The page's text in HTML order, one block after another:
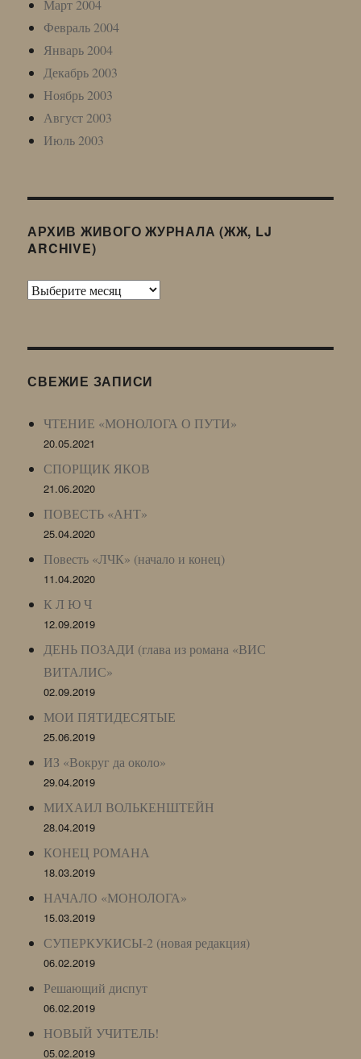
Март 2004
Февраль 2004
Январь 2004
Декабрь 2003
Ноябрь 2003
Август 2003
Июль 2003
АРХИВ ЖИВОГО ЖУРНАЛА (ЖЖ, LJ
ARCHIVE)
Архив
LJ
СВЕЖИЕ ЗАПИСИ
ЧТЕНИЕ «МОНОЛОГА О ПУТИ»
20.05.2021
СПОРЩИК ЯКОВ
21.06.2020
ПОВЕСТЬ «АНТ»
25.04.2020
Повесть «ЛЧК» (начало и конец)
11.04.2020
К Л Ю Ч
12.09.2019
ДЕНЬ ПОЗАДИ (глава из романа «ВИС
ВИТАЛИС»
02.09.2019
МОИ ПЯТИДЕСЯТЫЕ
25.06.2019
ИЗ «Вокруг да около»
29.04.2019
МИХАИЛ ВОЛЬКЕНШТЕЙН
28.04.2019
КОНЕЦ РОМАНА
18.03.2019
НАЧАЛО «МОНОЛОГА»
15.03.2019
СУПЕРКУКИСЫ-2 (новая редакция)
06.02.2019
Решающий диспут
06.02.2019
НОВЫЙ УЧИТЕЛЬ!
05.02.2019